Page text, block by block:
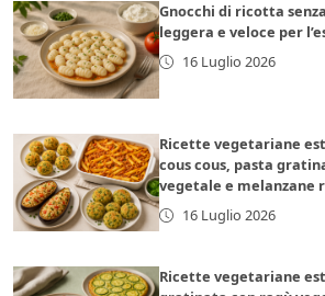
Gnocchi di ricotta
leggera e veloce per
16 Luglio 2026
Ricette vegetariane
cous cous, pasta
vegetale e melanzane
16 Luglio 2026
Ricette vegetariane